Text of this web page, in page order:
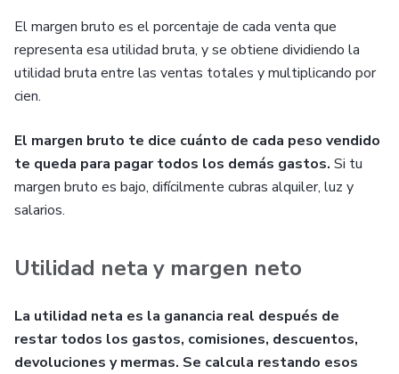
El margen bruto es el porcentaje de cada venta que
representa esa utilidad bruta, y se obtiene dividiendo la
utilidad bruta entre las ventas totales y multiplicando por
cien.
El margen bruto te dice cuánto de cada peso vendido
te queda para pagar todos los demás gastos. Si tu
margen bruto es bajo, difícilmente cubras alquiler, luz y
salarios.
Utilidad neta y margen neto
La utilidad neta es la ganancia real después de
restar todos los gastos, comisiones, descuentos,
devoluciones y mermas. Se calcula restando esos